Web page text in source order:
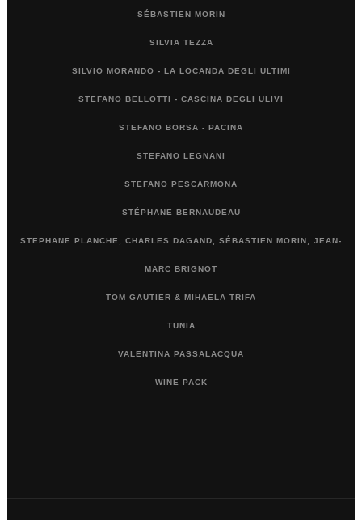
SÉBASTIEN MORIN
SILVIA TEZZA
SILVIO MORANDO - LA LOCANDA DEGLI ULTIMI
STEFANO BELLOTTI - CASCINA DEGLI ULIVI
STEFANO BORSA - PACINA
STEFANO LEGNANI
STEFANO PESCARMONA
STÉPHANE BERNAUDEAU
STEPHANE PLANCHE, CHARLES DAGAND, SÉBASTIEN MORIN, JEAN-
MARC BRIGNOT
TOM GAUTIER & MIHAELA TRIFA
TUNIA
VALENTINA PASSALACQUA
WINE PACK